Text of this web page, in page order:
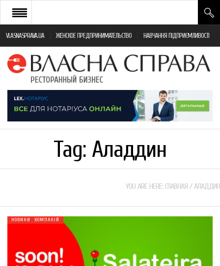
VLASNASPRAVA.UA ЖЕНСКОЕ ПРЕДПРИНИМАТЕЛЬСТВО НАВЧАННЯ ПІДПРИЄМЛИВОСТІ
НОВИНИ РЕСТОРАННОГО БІЗНЕСУ
ЯК ВІДКРИТИ ТА УСПІШНО КЕРУВАТИ
МОНІТОРИНГ ЗАКОНОДАВСТВА
Tag: Аладдин
YOU ARE HERE: ГЛАВНАЯ / АЛАДДИН
НОВИНИ КОМПАНІЙ